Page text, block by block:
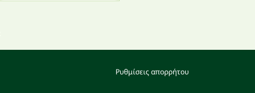
Ρυθμίσεις απορρήτου